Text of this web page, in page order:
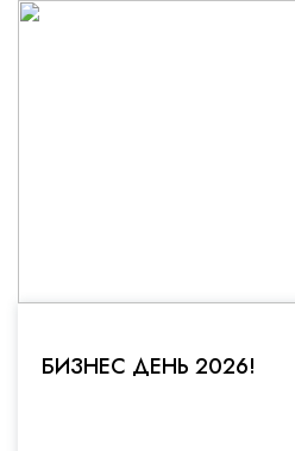
БИЗНЕС ДЕНЬ 2026!